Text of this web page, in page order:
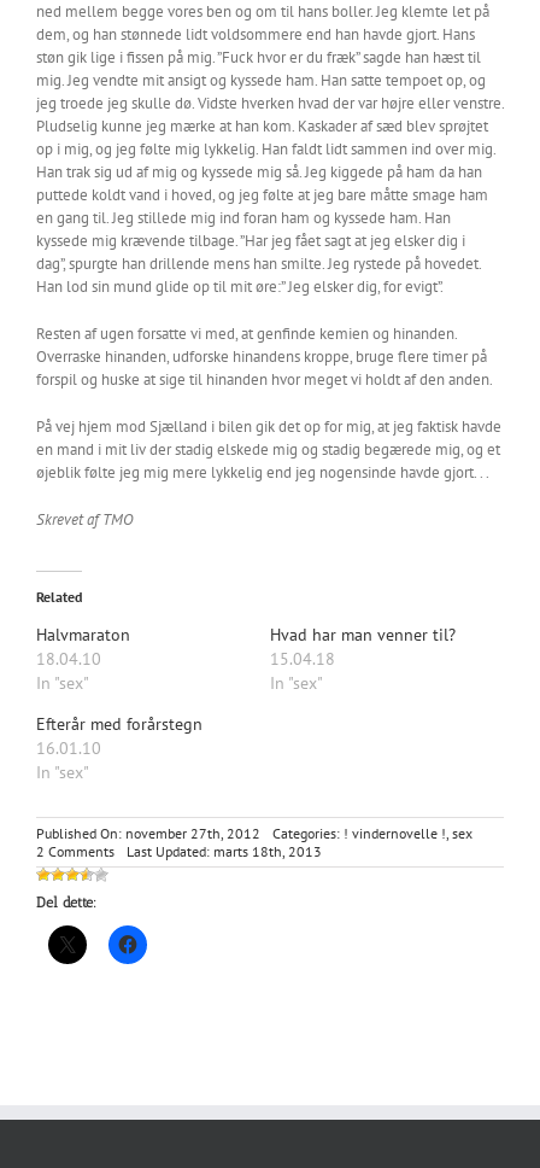
ned mellem begge vores ben og om til hans boller. Jeg klemte let på
dem, og han stønnede lidt voldsommere end han havde gjort. Hans
støn gik lige i fissen på mig. ”Fuck hvor er du fræk” sagde han hæst til
mig. Jeg vendte mit ansigt og kyssede ham. Han satte tempoet op, og
jeg troede jeg skulle dø. Vidste hverken hvad der var højre eller venstre.
Pludselig kunne jeg mærke at han kom. Kaskader af sæd blev sprøjtet
op i mig, og jeg følte mig lykkelig. Han faldt lidt sammen ind over mig.
Han trak sig ud af mig og kyssede mig så. Jeg kiggede på ham da han
puttede koldt vand i hoved, og jeg følte at jeg bare måtte smage ham
en gang til. Jeg stillede mig ind foran ham og kyssede ham. Han
kyssede mig krævende tilbage. ”Har jeg fået sagt at jeg elsker dig i
dag”, spurgte han drillende mens han smilte. Jeg rystede på hovedet.
Han lod sin mund glide op til mit øre:” Jeg elsker dig, for evigt”.
Resten af ugen forsatte vi med, at genfinde kemien og hinanden.
Overraske hinanden, udforske hinandens kroppe, bruge flere timer på
forspil og huske at sige til hinanden hvor meget vi holdt af den anden.
På vej hjem mod Sjælland i bilen gik det op for mig, at jeg faktisk havde
en mand i mit liv der stadig elskede mig og stadig begærede mig, og et
øjeblik følte jeg mig mere lykkelig end jeg nogensinde havde gjort. . .
Skrevet af TMO
Related
Halvmaraton
18.04.10
In "sex"
Hvad har man venner til?
15.04.18
In "sex"
Efterår med forårstegn
16.01.10
In "sex"
Published On: november 27th, 2012 Categories: ! vindernovelle !, sex
2 Commentson
Gammel
aldrig
Last Updated: marts 18th, 2013
Del dette: